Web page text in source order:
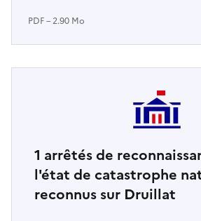
PDF – 2.90 Mo
1 arrêtés de
l'état de catastrophe
reconnus sur Druillat